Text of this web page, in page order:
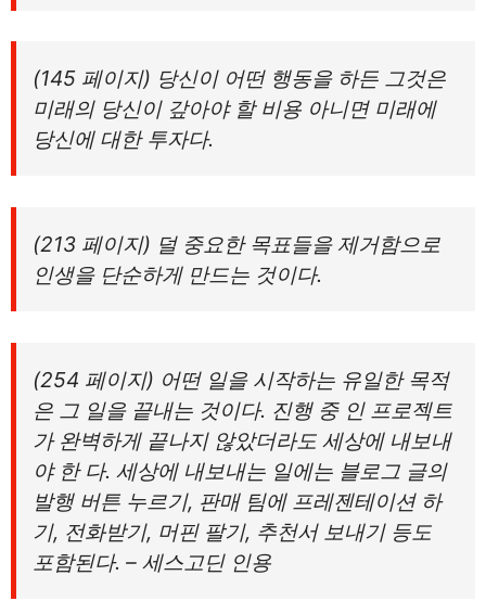
(145 페이지) 당신이 어떤 행동을 하든 그것은
미래의 당신이 갚아야 할 비용 아니면 미래에
당신에 대한 투자다.
(213 페이지) 덜 중요한 목표들을 제거함으로
인생을 단순하게 만드는 것이다.
(254 페이지) 어떤 일을 시작하는 유일한 목적
은 그 일을 끝내는 것이다. 진행 중 인 프로젝트
가 완벽하게 끝나지 않았더라도 세상에 내보내
야 한 다. 세상에 내보내는 일에는 블로그 글의
발행 버튼 누르기, 판매 팀에 프레젠테이션 하
기, 전화받기, 머핀 팔기, 추천서 보내기 등도
포함된다. – 세스고딘 인용